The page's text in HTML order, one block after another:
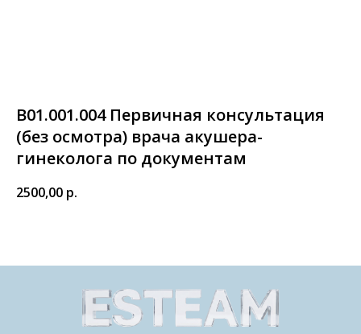
В01.001.004 Первичная консультация
(без осмотра) врача акушера-
гинеколога по документам
2500,00 р.